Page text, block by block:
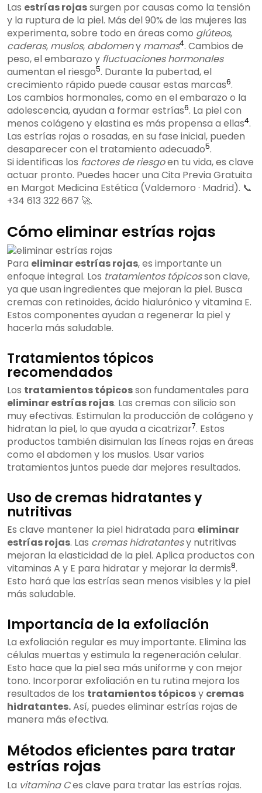
Las estrías rojassurgen por causas como la tensión
y la ruptura de la piel. Más del 90% de las mujeres las
experimenta, sobre todo en áreas como glúteos,
caderas, muslos, abdomeny mamas4. Cambios de
peso, el embarazo y fluctuaciones hormonales
aumentan el riesgo5. Durante la pubertad, el
crecimiento rápido puede causar estas marcas6.
Los cambios hormonales, como en el embarazo o la
adolescencia, ayudan a formar estrías6. La piel con
menos colágeno y elastina es más propensa a ellas4.
Las estrías rojas o rosadas, en su fase inicial, pueden
desaparecer con el tratamiento adecuado5.
Si identificas los factores de riesgoen tu vida, es clave
actuar pronto. Puedes hacer una Cita Previa Gratuita
en Margot Medicina Estética (Valdemoro · Madrid). 📞
+34 613 322 667 🚀.
Cómo eliminar estrías rojas
Para eliminar estrías rojas, es importante un
enfoque integral. Los tratamientos tópicosson clave,
ya que usan ingredientes que mejoran la piel. Busca
cremas con retinoides, ácido hialurónico y vitamina E.
Estos componentes ayudan a regenerar la piel y
hacerla más saludable.
Tratamientos tópicos
recomendados
Los tratamientos tópicosson fundamentales para
eliminar estrías rojas. Las cremas con silicio son
muy efectivas. Estimulan la producción de colágeno y
hidratan la piel, lo que ayuda a cicatrizar7. Estos
productos también disimulan las líneas rojas en áreas
como el abdomen y los muslos. Usar varios
tratamientos juntos puede dar mejores resultados.
Uso de cremas hidratantes y
nutritivas
Es clave mantener la piel hidratada para eliminar
estrías rojas. Las cremas hidratantesy nutritivas
mejoran la elasticidad de la piel. Aplica productos con
vitaminas A y E para hidratar y mejorar la dermis8.
Esto hará que las estrías sean menos visibles y la piel
más saludable.
Importancia de la exfoliación
La exfoliación regular es muy importante. Elimina las
células muertas y estimula la regeneración celular.
Esto hace que la piel sea más uniforme y con mejor
tono. Incorporar exfoliación en tu rutina mejora los
resultados de los tratamientos tópicosy cremas
hidratantes.Así, puedes eliminar estrías rojas de
manera más efectiva.
Métodos eficientes para tratar
estrías rojas
La vitamina Ces clave para tratar las estrías rojas.